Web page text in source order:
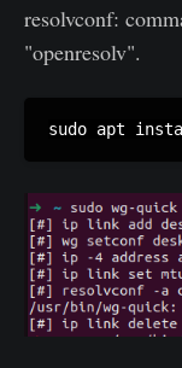
resolvconf:
"openresolv".
sudo apt